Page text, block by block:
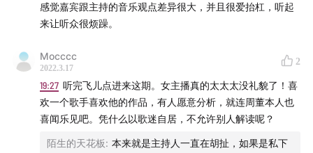
感觉嘉宾跟主持的音乐观点差异很大，并且很爱抬杠，听起
来让听众很烦躁。
Mocccc
2022.3.17
2
19:27 听完飞儿点进来这期。女主播真的太太太没礼貌了！喜
欢一个歌手喜欢他的作品，有人愿意分析，就连周董本人也
喜闻乐见吧。凭什么以歌迷自居，不允许别人解读呢？
陌生的天花板: 本来就是主持人一直在胡扯，如果是私下